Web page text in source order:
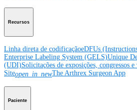
Recursos
Linha direta de codificaçãoeDFUs
Enterprise Labeling System (GELS)Unique
(UDI)Solicitações de exposições, congressos
Siteopen_in_newThe Arthrex Surgeon App
Paciente